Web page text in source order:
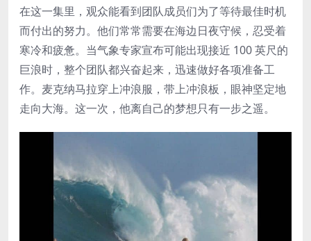
在这一集里，观众能看到团队成员们为了等待最佳时机
而付出的努力。他们常常需要在海边日夜守候，忍受着
寒冷和疲惫。当气象专家宣布可能出现接近 100 英尺的
巨浪时，整个团队都兴奋起来，迅速做好各项准备工
作。麦克纳马拉穿上冲浪服，带上冲浪板，眼神坚定地
走向大海。这一次，他离自己的梦想只有一步之遥。